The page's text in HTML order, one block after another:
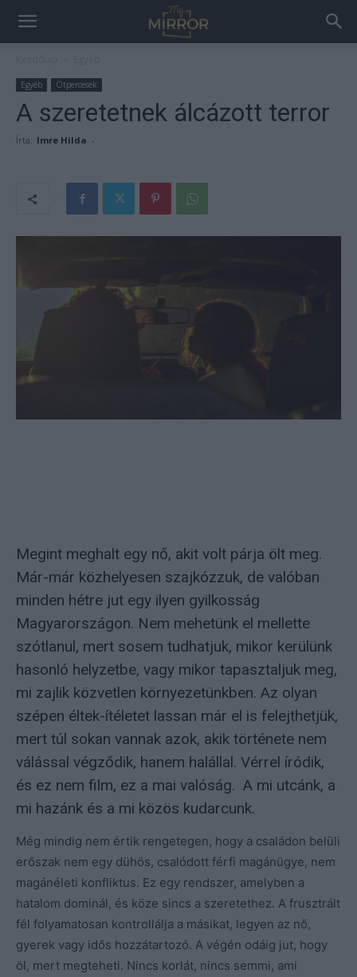
Egyéb Ötpercesek
A szeretetnek álcázott terror
Írta: Imre Hilda -
Megint meghalt egy nő, akit volt párja ölt meg.
Már-már közhelyesen szajkózzuk, de valóban
minden hétre jut egy ilyen gyilkosság
Magyarországon. Nem mehetünk el mellette
szótlanul, mert sosem tudhatjuk, mikor kerülünk
hasonló helyzetbe, vagy mikor tapasztaljuk meg,
mi zajlik közvetlen környezetünkben. Az olyan
szépen éltek-ítéletet lassan már el is felejthetjük,
mert túl sokan vannak azok, akik története nem
válással végződik, hanem halállal. Vérrel íródik,
és ez nem film, ez a mai valóság. A mi utcánk, a
mi hazánk és a mi közös kudarcunk.
Még mindig nem értik rengetegen, hogy a családon belüli
erőszak nem egy dühös, csalódott férfi magánügye, nem
magánéleti konfliktus. Ez egy rendszer, amelyben a
hatalom dominál, és köze sincs a szeretethez. A frusztrált
fél folyamatosan kontrollálja a másikat, legyen az nő,
gyerek vagy idős hozzátartozó. A végén odáig jut, hogy
öl, mert megteheti. Nincs korlát, nincs semmi, ami